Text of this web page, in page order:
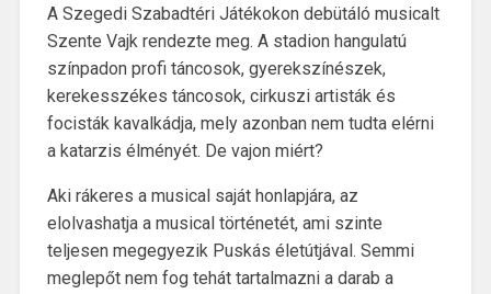
A Szegedi Szabadtéri Játékokon debütáló musicalt
Szente Vajk rendezte meg. A stadion hangulatú
színpadon profi táncosok, gyerekszínészek,
kerekesszékes táncosok, cirkuszi artisták és
focisták kavalkádja, mely azonban nem tudta elérni
a katarzis élményét. De vajon miért?
Aki rákeres a musical saját honlapjára, az
elolvashatja a musical történetét, ami szinte
teljesen megegyezik Puskás életútjával. Semmi
meglepőt nem fog tehát tartalmazni a darab a